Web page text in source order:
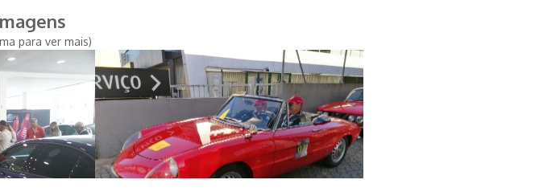
para ver mais)